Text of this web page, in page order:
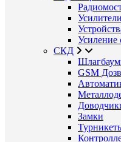
Усиление
СКД
GSM
Замки